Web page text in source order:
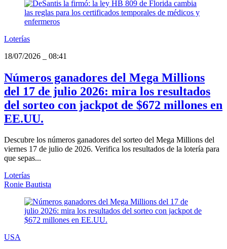
Loterías
18/07/2026
08:41
Números ganadores del Mega Millions
del 17 de julio 2026: mira los resultados
del sorteo con jackpot de $672 millones en
EE.UU.
Descubre los números ganadores del sorteo del Mega Millions del
viernes 17 de julio de 2026. Verifica los resultados de la lotería para
que sepas...
Loterías
Ronie Bautista
USA